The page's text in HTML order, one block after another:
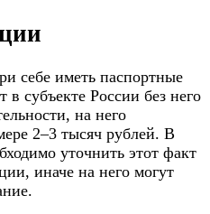
себе иметь паспортные
субъекте России без него
на него
2–3 тысяч рублей. В
уточнить этот факт
иначе на него могут